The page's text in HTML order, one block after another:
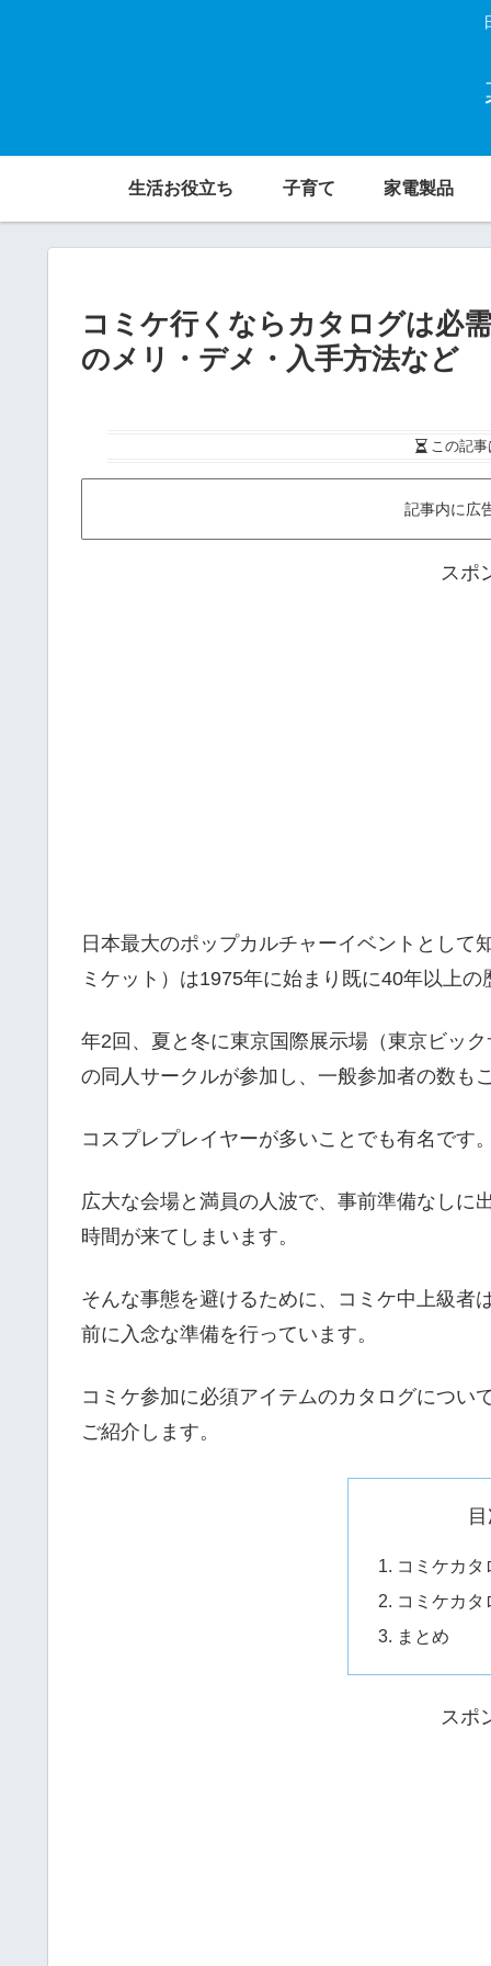
生活お役立ち 子育て 家電製品
コミケ行くならカタログは必
のメリ・デメ・入手方法など
この記事
記事内に広
スポ
日本最大のポップカルチャーイベントとして
ミケット）は1975年に始まり既に40年以上
年2回、夏と冬に東京国際展示場（東京ビッ
の同人サークルが参加し、一般参加者の数も
コスプレプレイヤーが多いことでも有名です
広大な会場と満員の人波で、事前準備なしに
時間が来てしまいます。
そんな事態を避けるために、コミケ中上級者
前に入念な準備を行っています。
コミケ参加に必須アイテムのカタログについ
ご紹介します。
コミケカタ
コミケカタ
まとめ
スポ